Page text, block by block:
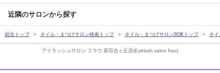
アイラッシュサロン フラウ 新百合ヶ丘店(Eyelash salon frau)
近隣のサロンから探す
総合トップ ネイル・まつげサロン検索トップ ネイル・まつげサロン関東トップ ネ